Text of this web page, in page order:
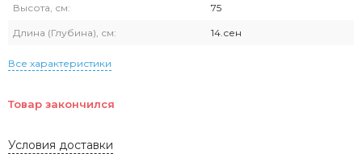
Высота, см: 75
Длина (Глубина), см: 14.сен
Все характеристики
Товар закончился
Условия доставки